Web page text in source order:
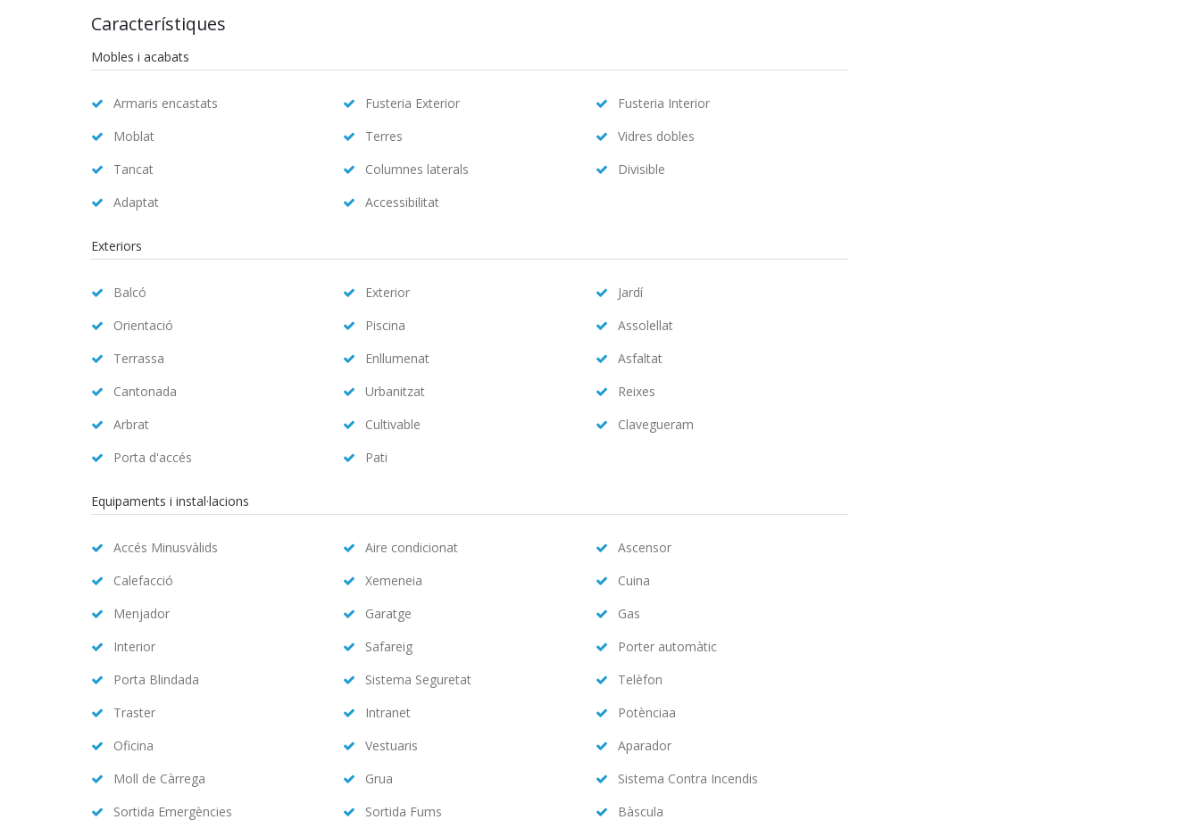
Característiques
Mobles i acabats
Armaris encastats Fusteria Exterior
Fusteria Interior
Moblat
Terres
Vidres dobles
Tancat
Columnes laterals
Divisible
Adaptat
Accessibilitat
Exteriors
Balcó Exterior
Jardí
Orientació
Piscina
Assolellat
Terrassa
Enllumenat
Asfaltat
Cantonada
Urbanitzat
Reixes
Arbrat
Cultivable
Clavegueram
Porta d'accés
Pati
Equipaments i instal·lacions
Accés Minusvàlids Aire condicionat
Ascensor
Calefacció
Xemeneia
Cuina
Menjador
Garatge
Gas
Interior
Safareig
Porter automàtic
Porta Blindada
Sistema Seguretat
Telèfon
Traster
Intranet
Potènciaa
Oficina
Vestuaris
Aparador
Moll de Càrrega
Grua
Sistema Contra Incendis
Sortida Emergències
Sortida Fums
Bàscula